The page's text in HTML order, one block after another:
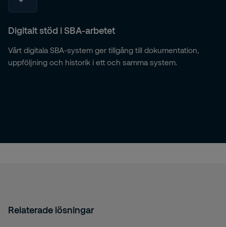
Digitalt stöd i SBA-arbetet
Vårt digitala SBA-system ger tillgång till dokumentation,
uppföljning och historik i ett och samma system.
Relaterade lösningar